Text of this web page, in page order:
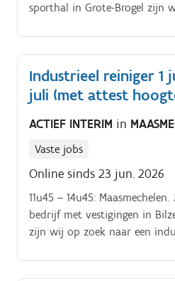
sporthal in Grote-Brogel zijn
vergoeding kledijvergoeding.
Industrieel reiniger 1
juli (met attest
ACTIEF INTERIM in
Vaste jobs
Online sinds 23 jun. 2026
11u45 – 14u45:
bedrijf met vestigingen in
zijn wij op zoek naar een
Periode:. 1 juli t.e.m.